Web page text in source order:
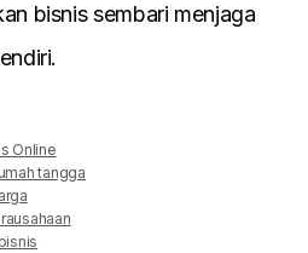
bіsnіs sembarі menjaga
Online
tangga